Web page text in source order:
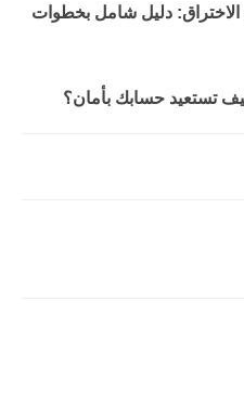
دليل شامل بخطوات
تستعيد حسابك بأمان؟